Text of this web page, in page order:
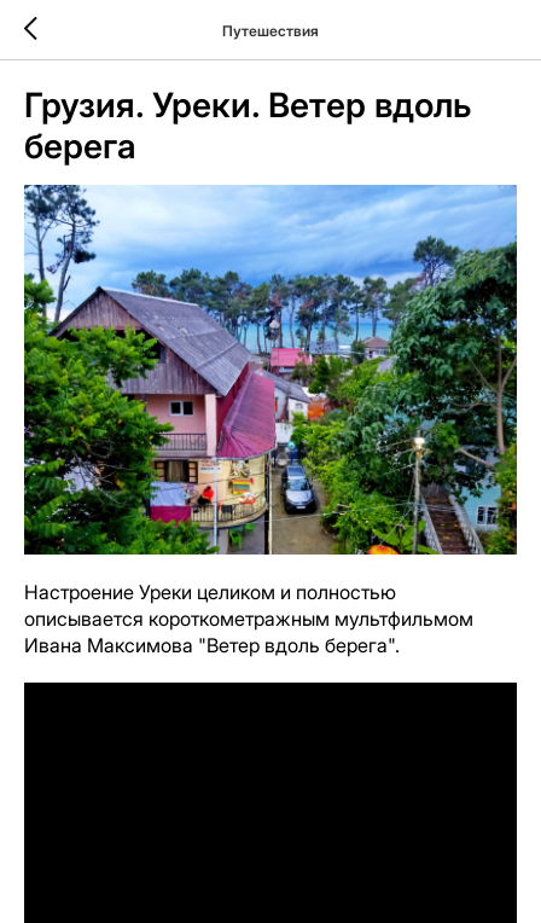
Путешествия
Грузия. Уреки. Ветер вдоль
берега
Настроение Уреки целиком и полностью
описывается короткометражным мультфильмом
Ивана Максимова "Ветер вдоль берега".